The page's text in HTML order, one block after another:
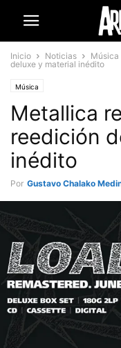
Inicio Noticias Música
deluxe y material inédito
Música
Metallica
reedición
inédito
Por Gustavo Chalako